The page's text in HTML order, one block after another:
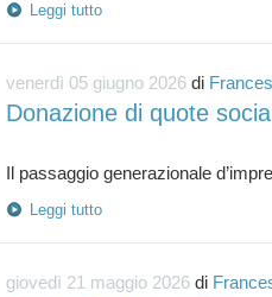
Leggi tutto
venerdì 05 giugno 2026 di
Donazione di quote
Leggi tutto
giovedì 21 maggio 2026 di